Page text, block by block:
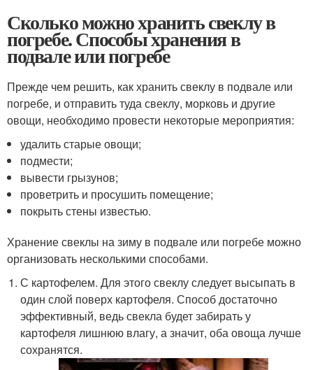
Сколько можно хранить свеклу в
погребе. Способы хранения в
подвале или погребе
Прежде чем решить, как хранить свеклу в подвале или
погребе, и отправить туда свеклу, морковь и другие
овощи, необходимо провести некоторые мероприятия:
удалить старые овощи;
подмести;
вывести грызунов;
проветрить и просушить помещение;
покрыть стены известью.
Хранение свеклы на зиму в подвале или погребе можно
организовать несколькими способами.
С картофелем. Для этого свеклу следует высыпать в
один слой поверх картофеля. Способ достаточно
эффективный, ведь свекла будет забирать у
картофеля лишнюю влагу, а значит, оба овоща лучше
сохранятся.